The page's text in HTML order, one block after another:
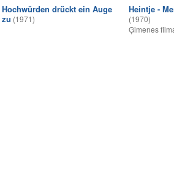
Hochwürden drückt ein Auge
zu (1971)
Heintje -
(1970)
Ģimenes